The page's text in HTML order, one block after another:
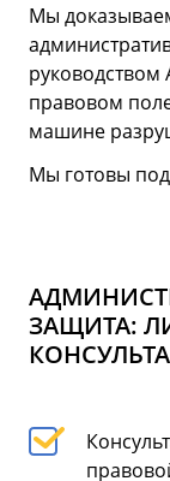
Мы
правовом
машине
Мы готовы
ЗАЩИТА: